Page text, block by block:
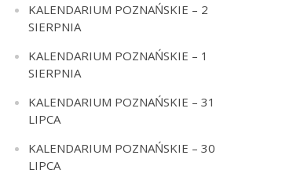
KALENDARIUM POZNAŃSKIE – 2
SIERPNIA
KALENDARIUM POZNAŃSKIE – 1
SIERPNIA
KALENDARIUM POZNAŃSKIE – 31
LIPCA
KALENDARIUM POZNAŃSKIE – 30
LIPCA